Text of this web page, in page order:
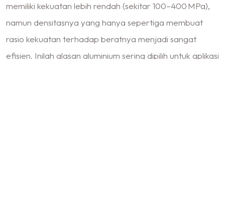
memiliki kekuatan lebih rendah (sekitar 100–400 MPa),
namun densitasnya yang hanya sepertiga membuat
rasio kekuatan terhadap beratnya menjadi sangat
efisien. Inilah alasan aluminium sering dipilih untuk aplikasi